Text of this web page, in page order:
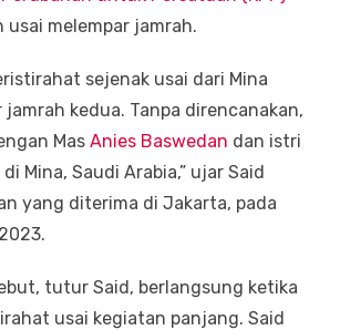
usai melempar jamrah.
sejenak usai dari Mina
kedua. Tanpa direncanakan,
Mas Anies Baswedan dan istri
di Mina, Saudi Arabia,” ujar Said
yang diterima di Jakarta, pada
tutur Said, berlangsung ketika
usai kegiatan panjang. Said